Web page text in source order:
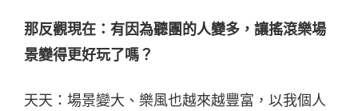
那反觀現在：有因為聽團的人變多，讓搖滾樂場
景變得更好玩了嗎？
天天：場景變大、樂風也越來越豐富，以我個人